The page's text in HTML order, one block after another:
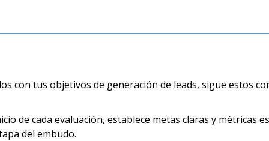
con tus objetivos de generación de leads, sigue estos
de cada evaluación, establece metas claras y métricas
del embudo.